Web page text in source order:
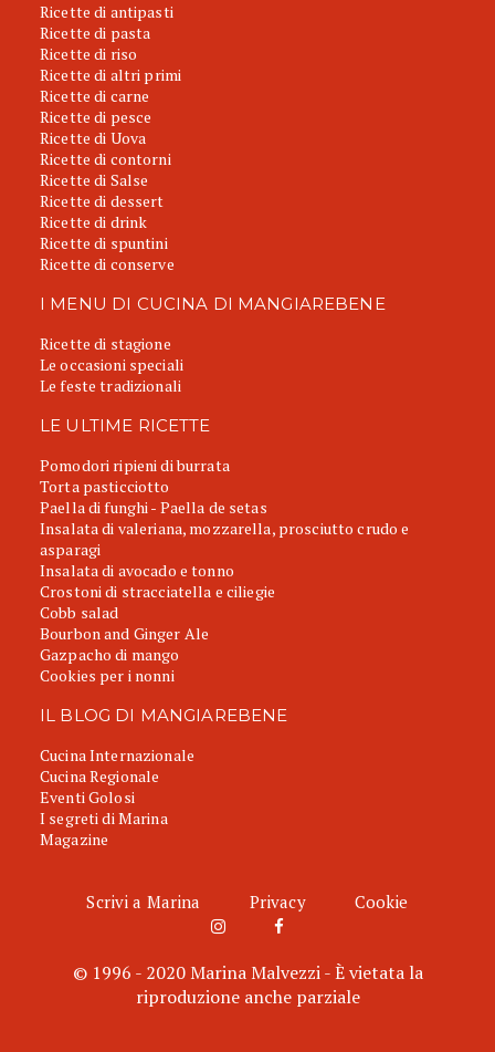
Ricette di antipasti
Ricette di pasta
Ricette di riso
Ricette di altri primi
Ricette di carne
Ricette di pesce
Ricette di Uova
Ricette di contorni
Ricette di Salse
Ricette di dessert
Ricette di drink
Ricette di spuntini
Ricette di conserve
I MENU DI CUCINA DI MANGIAREBENE
Ricette di stagione
Le occasioni speciali
Le feste tradizionali
LE ULTIME RICETTE
Pomodori ripieni di burrata
Torta pasticciotto
Paella di funghi - Paella de setas
Insalata di valeriana, mozzarella, prosciutto crudo e
asparagi
Insalata di avocado e tonno
Crostoni di stracciatella e ciliegie
Cobb salad
Bourbon and Ginger Ale
Gazpacho di mango
Cookies per i nonni
IL BLOG DI MANGIAREBENE
Cucina Internazionale
Cucina Regionale
Eventi Golosi
I segreti di Marina
Magazine
Scrivi a Marina Privacy Cookie
© 1996 - 2020 Marina Malvezzi - È vietata la
riproduzione anche parziale